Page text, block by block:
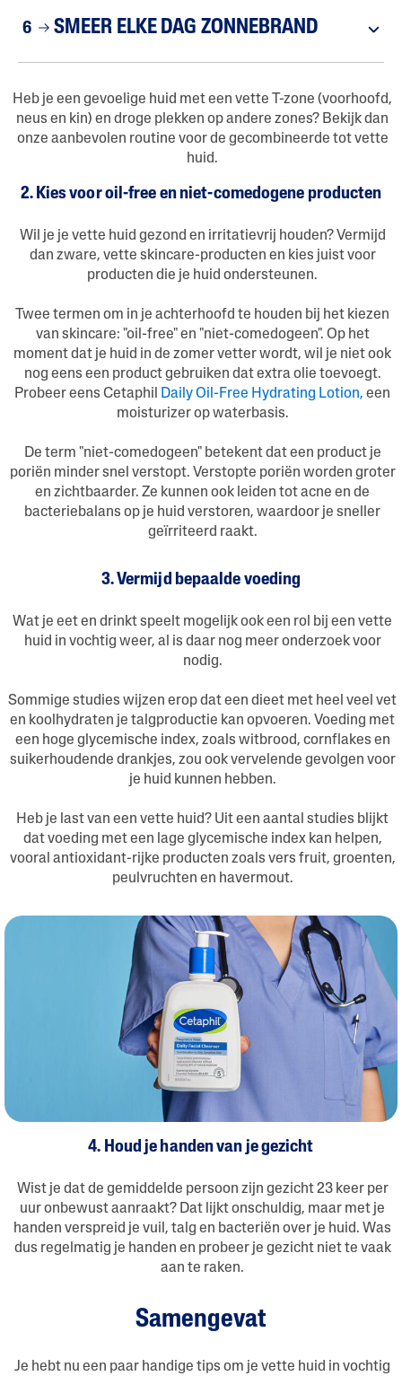
6 SMEER ELKE DAG ZONNEBRAND
Heb je een gevoelige huid met een vette T-zone (voorhoofd,
neus en kin) en droge plekken op andere zones? Bekijk dan
onze aanbevolen routine voor de gecombineerde tot vette
huid.
2. Kies voor oil-free en niet-comedogene producten
Wil je je vette huid gezond en irritatievrij houden? Vermijd
dan zware, vette skincare-producten en kies juist voor
producten die je huid ondersteunen.
Twee termen om in je achterhoofd te houden bij het kiezen
van skincare: "oil-free" en "niet-comedogeen". Op het
moment dat je huid in de zomer vetter wordt, wil je niet ook
nog eens een product gebruiken dat extra olie toevoegt.
Probeer eens Cetaphil Daily Oil-Free Hydrating Lotion, een
moisturizer op waterbasis.
De term "niet-comedogeen" betekent dat een product je
poriën minder snel verstopt. Verstopte poriën worden groter
en zichtbaarder. Ze kunnen ook leiden tot acne en de
bacteriebalans op je huid verstoren, waardoor je sneller
geïrriteerd raakt.
3. Vermijd bepaalde voeding
Wat je eet en drinkt speelt mogelijk ook een rol bij een vette
huid in vochtig weer, al is daar nog meer onderzoek voor
nodig.
Sommige studies wijzen erop dat een dieet met heel veel vet
en koolhydraten je talgproductie kan opvoeren. Voeding met
een hoge glycemische index, zoals witbrood, cornflakes en
suikerhoudende drankjes, zou ook vervelende gevolgen voor
je huid kunnen hebben.
Heb je last van een vette huid? Uit een aantal studies blijkt
dat voeding met een lage glycemische index kan helpen,
vooral antioxidant-rijke producten zoals vers fruit, groenten,
peulvruchten en havermout.
4. Houd je handen van je gezicht
Wist je dat de gemiddelde persoon zijn gezicht 23 keer per
uur onbewust aanraakt? Dat lijkt onschuldig, maar met je
handen verspreid je vuil, talg en bacteriën over je huid. Was
dus regelmatig je handen en probeer je gezicht niet te vaak
aan te raken.
Samengevat
Je hebt nu een paar handige tips om je vette huid in vochtig